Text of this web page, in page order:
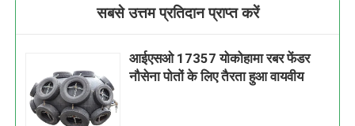
सबसे उत्तम प्रतिदान प्राप्त करें
आईएसओ 17357 योकोहामा रबर फेंडर
नौसेना पोतों के लिए तैरता हुआ वायवीय